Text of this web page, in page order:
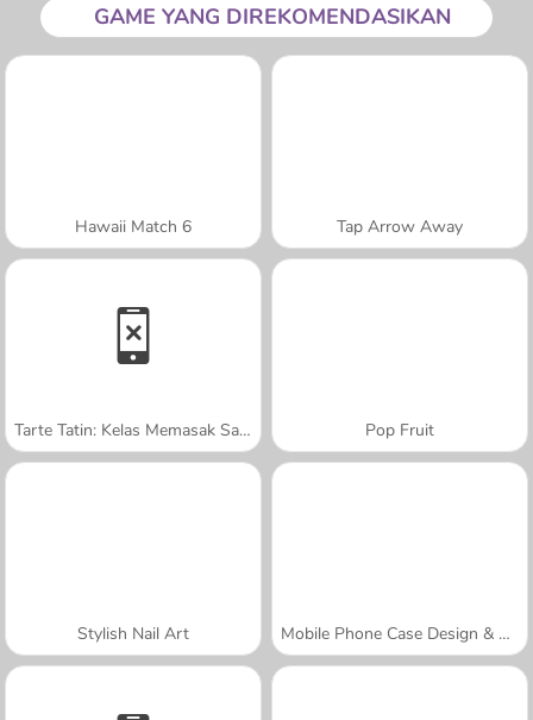
GAME YANG DIREKOMENDASIKAN
Hawaii Match 6 Tap Arrow Away
Tarte Tatin: Kelas Memasak Sara Pop Fruit
Stylish Nail Art Mobile Phone Case Design & DIY